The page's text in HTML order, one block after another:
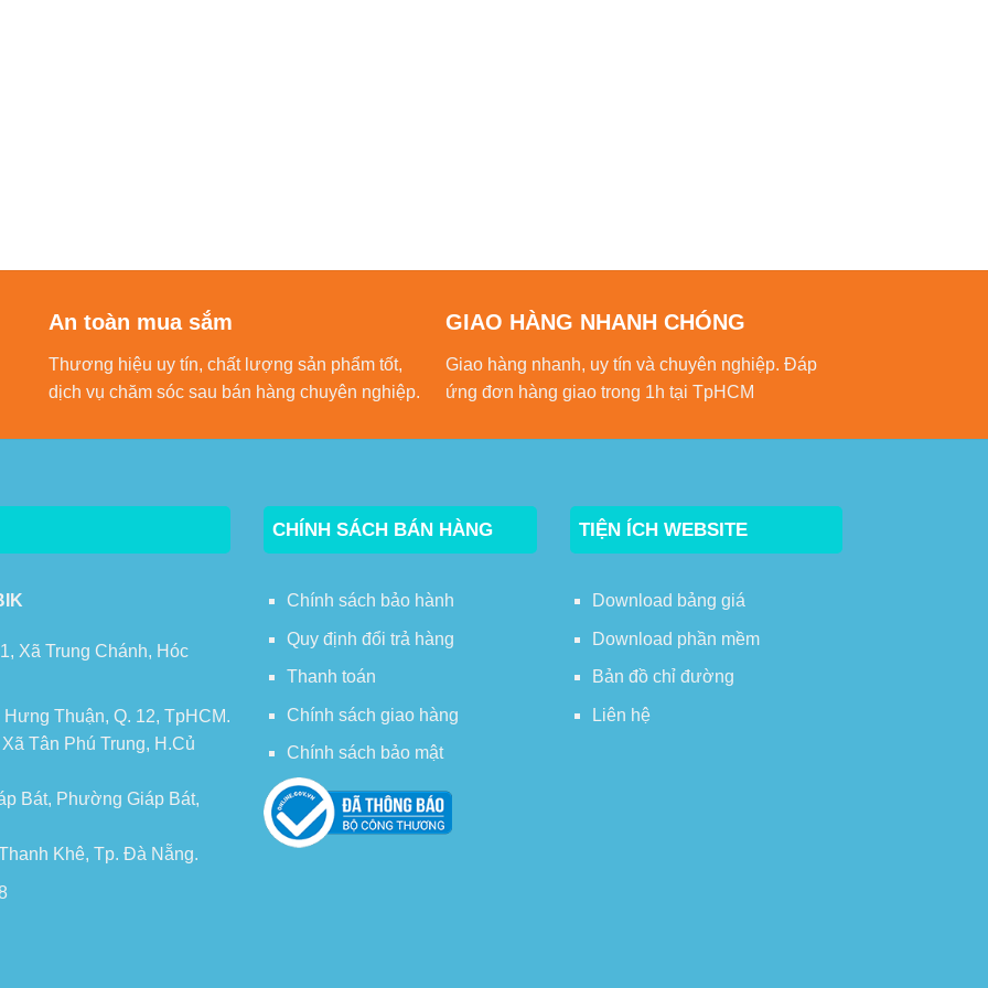
An toàn mua sắm
Thương hiệu uy tín, chất lượng sản phẩm tốt,
dịch vụ chăm sóc sau bán hàng chuyên nghiệp.
GIAO HÀNG NHANH CHÓNG
Giao hàng nhanh, uy tín và chuyên nghiệp. Đáp
ứng đơn hàng giao trong 1h tại TpHCM
Xã Trung Chánh, Hóc
Thuận, Q. 12, TpHCM.
Tân Phú Trung, H.Củ
Bát, Phường Giáp Bát,
Khê, Tp. Đà Nẵng.
CHÍNH SÁCH BÁN HÀNG
Chính sách bảo hành
Quy định đổi trả hàng
Thanh toán
Chính sách giao hàng
Chính sách bảo mật
TIỆN ÍCH WEBSITE
Download bảng giá
Download phần mềm
Bản đồ chỉ đường
Liên hệ